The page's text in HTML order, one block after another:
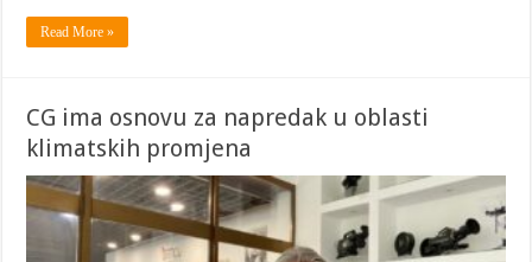
Read More »
CG ima osnovu za napredak u oblasti
klimatskih promjena